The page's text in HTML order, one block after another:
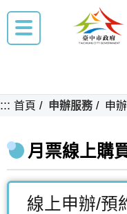
::: 首頁 申辦服務 申
月票線上購
線上申辦/預